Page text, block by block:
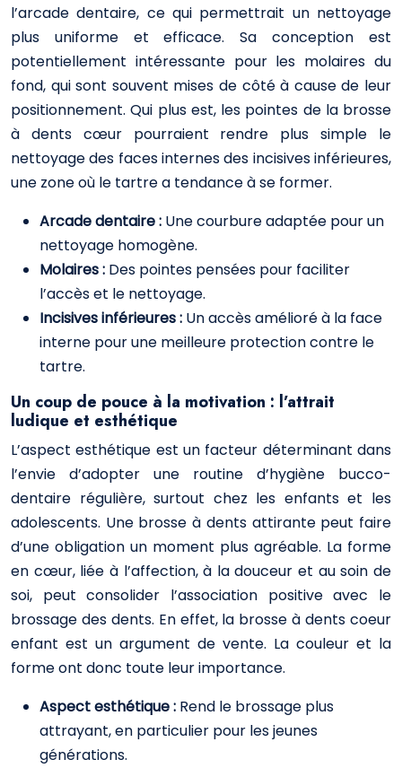
l’arcade dentaire, ce qui permettrait un nettoyage
plus uniforme et efficace. Sa conception est
potentiellement intéressante pour les molaires du
fond, qui sont souvent mises de côté à cause de leur
positionnement. Qui plus est, les pointes de la brosse
à dents cœur pourraient rendre plus simple le
nettoyage des faces internes des incisives inférieures,
une zone où le tartre a tendance à se former.
Arcade dentaire : Une courbure adaptée pour un
nettoyage homogène.
Molaires : Des pointes pensées pour faciliter
l’accès et le nettoyage.
Incisives inférieures : Un accès amélioré à la face
interne pour une meilleure protection contre le
tartre.
Un coup de pouce à la motivation : l’attrait
ludique et esthétique
L’aspect esthétique est un facteur déterminant dans
l’envie d’adopter une routine d’hygiène bucco-
dentaire régulière, surtout chez les enfants et les
adolescents. Une brosse à dents attirante peut faire
d’une obligation un moment plus agréable. La forme
en cœur, liée à l’affection, à la douceur et au soin de
soi, peut consolider l’association positive avec le
brossage des dents. En effet, la brosse à dents coeur
enfant est un argument de vente. La couleur et la
forme ont donc toute leur importance.
Aspect esthétique : Rend le brossage plus
attrayant, en particulier pour les jeunes
générations.